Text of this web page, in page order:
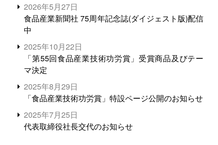
2026年5月27日
食品産業新聞社 75周年記念誌(ダイジェスト版)配信
中
2025年10月22日
「第55回食品産業技術功労賞」受賞商品及びテー
マ決定
2025年8月29日
「食品産業技術功労賞」特設ページ公開のお知らせ
2025年7月25日
代表取締役社長交代のお知らせ